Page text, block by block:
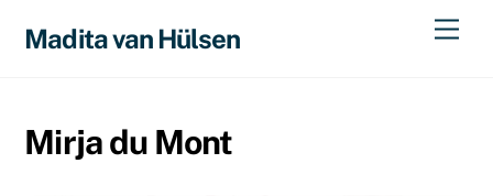
Madita van Hülsen
Mirja du Mont